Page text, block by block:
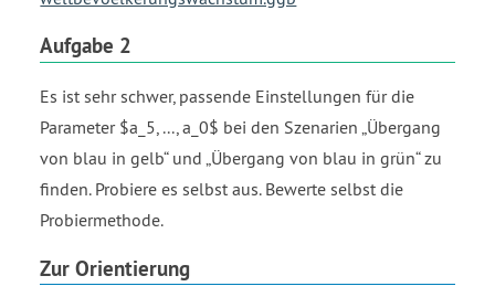
subscript
end
subscript
x
cubed
a
start
subscript
Aufgabe 2
Es ist sehr schwer, passende Einstellungen für die
Parameter $a_5, ..., a_0$ bei den Szenarien „Übergang
von blau in gelb“ und „Übergang von blau in grün“ zu
finden. Probiere es selbst aus. Bewerte selbst die
Probiermethode.
Zur Orientierung